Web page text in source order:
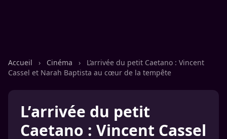
Accueil › Cinéma ›
L’arrivée du petit Caetano : Vincent
Cassel et Narah Baptista au cœur de la tempête
L’arrivée du petit
Caetano : Vincent Cassel